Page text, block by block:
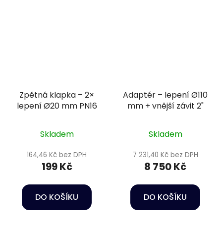
Zpětná klapka – 2×
lepení Ø20 mm PN16
Skladem
164,46 Kč bez DPH
199 Kč
DO KOŠÍKU
Adaptér – lepení Ø110
mm + vnější závit 2"
Skladem
7 231,40 Kč bez DPH
8 750 Kč
DO KOŠÍKU